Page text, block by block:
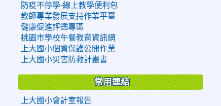
防疫不停學-線上教學便利包
教師專業發展支持作業平臺
健康促進評鑑專區
桃園市學校午餐教育資訊網
上大國小個資保護公開作業
上大國小災害防救計畫書
常用連結
上大國小會計室報告